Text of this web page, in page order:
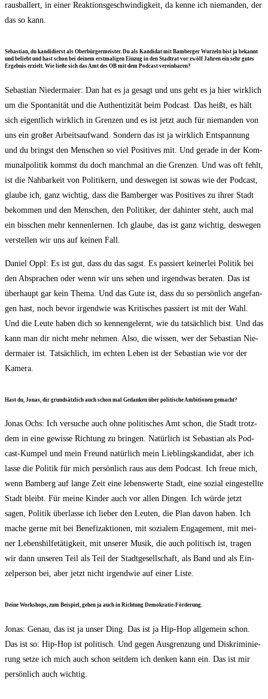
raus­bal­lert, in einer Reak­ti­ons­ge­schwin­dig­keit, da ken­ne ich nie­man­den, der
das so kann.
Sebas­ti­an, du kan­di­dierst als Ober­bür­ger­meis­ter. Du als Kan­di­dat mit Bam­ber­ger Wur­zeln bist ja bekannt
und beliebt und hast schon bei dei­nem erst­ma­li­gen Ein­zug in den Stadt­rat vor zwölf Jah­ren ein sehr gutes
Ergeb­nis erzielt. Wie lie­ße sich das Amt des OB mit dem Pod­cast vereinbaren?
Sebas­ti­an Nie­der­mai­er: Dan hat es ja gesagt und uns geht es ja hier wirk­lich
um die Spon­ta­ni­tät und die Authen­ti­zi­tät beim Pod­cast. Das heißt, es hält
sich eigent­lich wirk­lich in Gren­zen und es ist jetzt auch für nie­man­den von
uns ein gro­ßer Arbeits­auf­wand. Son­dern das ist ja wirk­lich Ent­span­nung
und du bringst den Men­schen so viel Posi­ti­ves mit. Und gera­de in der Kom­
mu­nal­po­li­tik kommst du doch manch­mal an die Gren­zen. Und was oft fehlt,
ist die Nah­bar­keit von Poli­ti­kern, und des­we­gen ist sowas wie der Pod­cast,
glau­be ich, ganz wich­tig, dass die Bam­ber­ger was Posi­ti­ves zu ihrer Stadt
bekom­men und den Men­schen, den Poli­ti­ker, der dahin­ter steht, auch mal
ein biss­chen mehr ken­nen­ler­nen. Ich glau­be, das ist ganz wich­tig, des­we­gen
ver­stel­len wir uns auf kei­nen Fall.
Dani­el Oppl: Es ist gut, dass du das sagst. Es pas­siert kei­ner­lei Poli­tik bei
den Abspra­chen oder wenn wir uns sehen und irgend­was bera­ten. Das ist
über­haupt gar kein The­ma. Und das Gute ist, dass du so per­sön­lich ange­fan­
gen hast, noch bevor irgend­wie was Kri­ti­sches pas­siert ist mit der Wahl.
Und die Leu­te haben dich so ken­nen­ge­lernt, wie du tat­säch­lich bist. Und das
kann man dir nicht mehr neh­men. Also, die wis­sen, wer der Sebas­ti­an Nie­
der­mai­er ist. Tat­säch­lich, im ech­ten Leben ist der Sebas­ti­an wie vor der
Kamera.
Hast du, Jonas, dir grund­sätz­lich auch schon mal Gedan­ken über poli­ti­sche Ambi­tio­nen gemacht?
Jonas Ochs: Ich ver­su­che auch ohne poli­ti­sches Amt schon, die Stadt trotz­
dem in eine gewis­se Rich­tung zu brin­gen. Natür­lich ist Sebas­ti­an als Pod­
cast-Kum­pel und mein Freund natür­lich mein Lieb­lings­kan­di­dat, aber ich
las­se die Poli­tik für mich per­sön­lich raus aus dem Pod­cast. Ich freue mich,
wenn Bam­berg auf lan­ge Zeit eine lebens­wer­te Stadt, eine sozi­al ein­ge­stell­te
Stadt bleibt. Für mei­ne Kin­der auch vor allen Din­gen. Ich wür­de jetzt
sagen, Poli­tik über­las­se ich lie­ber den Leu­ten, die Plan davon haben. Ich
mache ger­ne mit bei Bene­fiz­ak­tio­nen, mit sozia­lem Enga­ge­ment, mit mei­
ner Lebens­hil­fe­tä­tig­keit, mit unse­rer Musik, die auch poli­tisch ist, tra­gen
wir dann unse­ren Teil als Teil der Stadt­ge­sell­schaft, als Band und als Ein­
zel­per­son bei, aber jetzt nicht irgend­wie auf einer Liste.
Dei­ne Work­shops, zum Bei­spiel, gehen ja auch in Rich­tung Demokratie-Förderung.
Jonas: Genau, das ist ja unser Ding. Das ist ja Hip-Hop all­ge­mein schon.
Das ist so: Hip-Hop ist poli­tisch. Und gegen Aus­gren­zung und Dis­kri­mi­nie­
rung set­ze ich mich auch schon seit­dem ich den­ken kann ein. Das ist mir
per­sön­lich auch wichtig.